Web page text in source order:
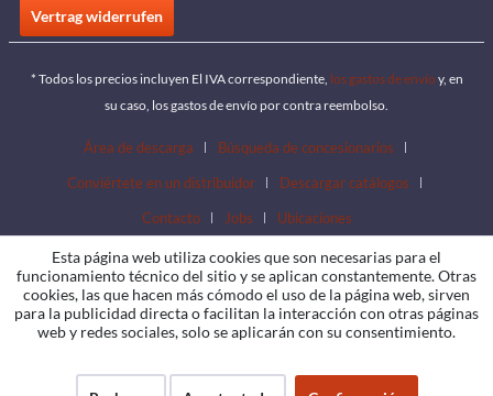
Vertrag widerrufen
* Todos los precios incluyen El IVA correspondiente, los gastos de envío y, en
su caso, los gastos de envío por contra reembolso.
Área de descarga
Búsqueda de concesionarios
Conviértete en un distribuidor
Descargar catálogos
Contacto
Jobs Ubicaciones
Esta página web utiliza cookies que son necesarias para el
funcionamiento técnico del sitio y se aplican constantemente. Otras
cookies, las que hacen más cómodo el uso de la página web, sirven
para la publicidad directa o facilitan la interacción con otras páginas
web y redes sociales, solo se aplicarán con su consentimiento.